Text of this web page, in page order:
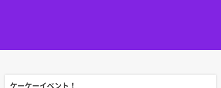
ケーケーイベント！